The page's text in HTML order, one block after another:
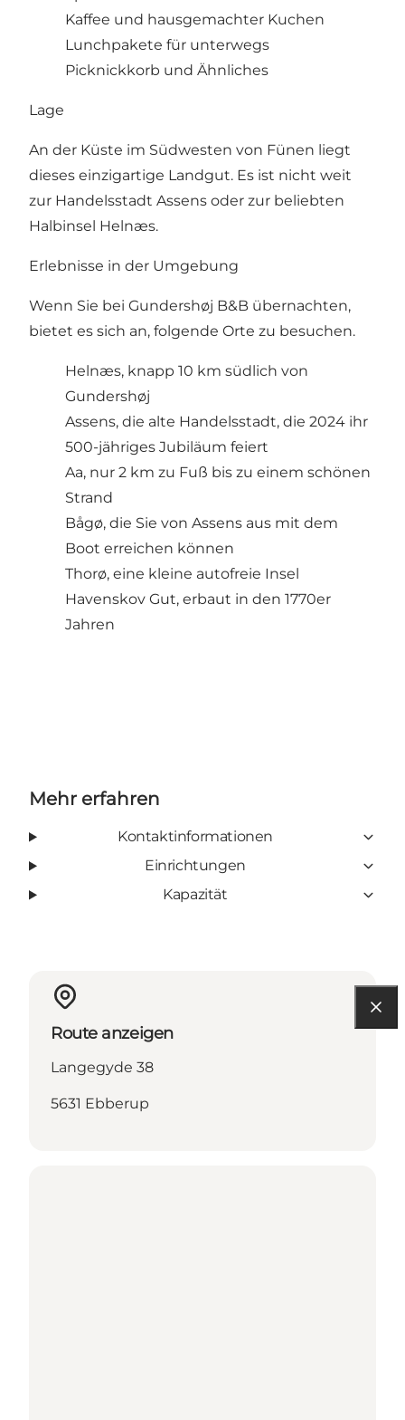
Kaffee und hausgemachter Kuchen
Lunchpakete für unterwegs
Picknickkorb und Ähnliches
Lage
An der Küste im Südwesten von Fünen liegt
dieses einzigartige Landgut. Es ist nicht weit
zur Handelsstadt Assens oder zur beliebten
Halbinsel Helnæs.
Erlebnisse in der Umgebung
Wenn Sie bei Gundershøj B&B übernachten,
bietet es sich an, folgende Orte zu besuchen.
Helnæs, knapp 10 km südlich von
Gundershøj
Assens, die alte Handelsstadt, die 2024 ihr
500-jähriges Jubiläum feiert
Aa, nur 2 km zu Fuß bis zu einem schönen
Strand
Bågø, die Sie von Assens aus mit dem
Boot erreichen können
Thorø, eine kleine autofreie Insel
Havenskov Gut, erbaut in den 1770er
Jahren
Mehr erfahren
Kontaktinformationen
Einrichtungen
Kapazität
Route anzeigen
Langegyde 38
5631 Ebberup